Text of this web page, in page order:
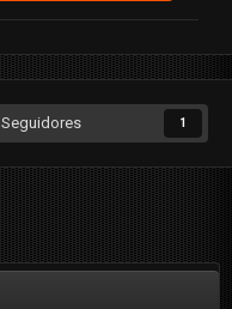
Seguidores 1